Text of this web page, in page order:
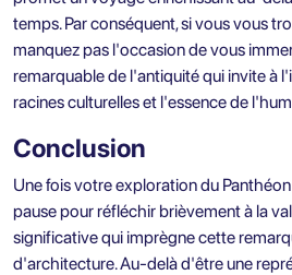
temps. Par conséquent, si vous vous
manquez pas l'occasion de vous
remarquable de l'antiquité qui invite à
racines culturelles et l'essence de
Conclusion
Une fois votre exploration du
pause pour réfléchir brièvement à la
significative qui imprègne cette
d'architecture. Au-delà d'être une